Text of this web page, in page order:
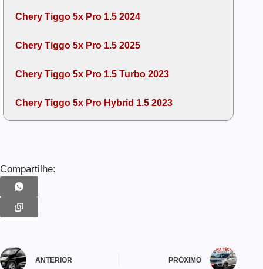
Chery Tiggo 5x Pro 1.5 2024
Chery Tiggo 5x Pro 1.5 2025
Chery Tiggo 5x Pro 1.5 Turbo 2023
Chery Tiggo 5x Pro Hybrid 1.5 2023
Compartilhe:
ANTERIOR PRÓXIMO